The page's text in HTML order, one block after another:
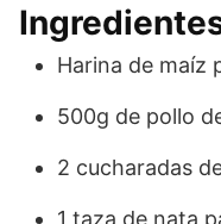
Harina de maíz
500g de pollo
2 cucharadas
1 taza de nata